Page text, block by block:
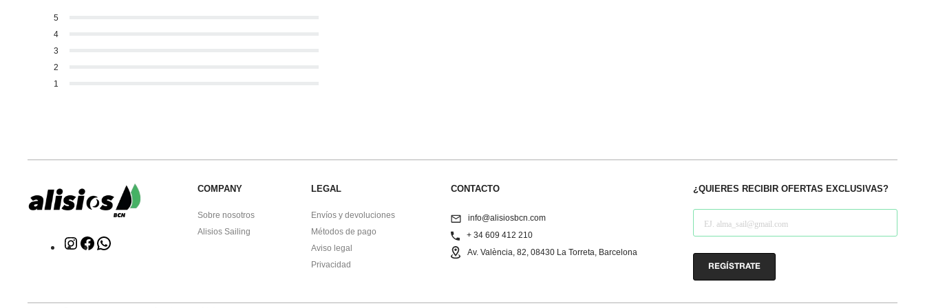
5
4
3
2
1
ClickClick
COMPANY
Sobre nosotros
Alisios Sailing
LEGAL
Envíos y devoluciones
Métodos de pago
Aviso legal
Privacidad
CONTACTO
info@alisiosbcn.com
+ 34 609 412 210
Av. València, 82, 08430 La Torreta, Barcelona
¿QUIERES RECIBIR OFERTAS EXCLUSIVAS?